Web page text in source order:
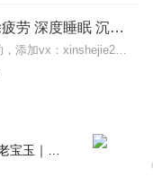
睡前冥想：一听就困 消除疲劳 深度睡眠 沉浸体验
如果你还感到焦虑、困惑、无助，添加vx：xinshejie2018、vx公众号：宣萱心伴，与主播宣萱开启心灵交流之旅，共建温暖的精神家园！如果你喜欢我的内容，请...